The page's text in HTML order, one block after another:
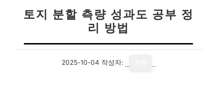
토지 분할 측량 성과도 공부 정
리 방법
2025-10-04 작성자: